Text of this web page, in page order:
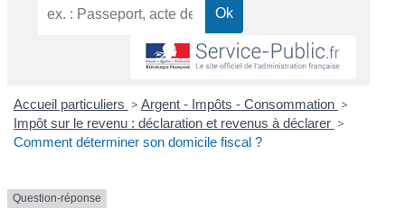
Accueil particuliers > Argent - Impôts - Consommation >
Impôt sur le revenu : déclaration et revenus à déclarer >
Comment déterminer son domicile fiscal ?
Question-réponse